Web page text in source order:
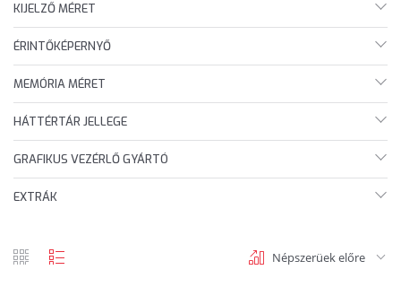
KIJELZŐ MÉRET
ÉRINTŐKÉPERNYŐ
MEMÓRIA MÉRET
HÁTTÉRTÁR JELLEGE
GRAFIKUS VEZÉRLŐ GYÁRTÓ
EXTRÁK
Népszerüek előre